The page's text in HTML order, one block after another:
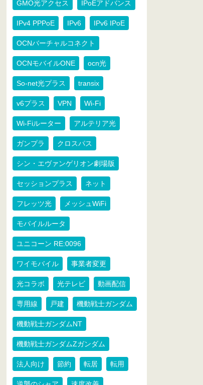
GMO光アクセス IPoEアドバンス
IPv4 PPPoE IPv6 IPv6 IPoE
OCNバーチャルコネクト
OCNモバイルONE ocn光
So-net光プラス transix
v6プラス VPN Wi-Fi
Wi-Fiルーター アルテリア光
ガンプラ クロスパス
シン・エヴァンゲリオン劇場版
セッションプラス ネット
フレッツ光 メッシュWiFi
モバイルルータ
ユニコーン RE:0096
ワイモバイル 事業者変更
光コラボ 光テレビ 動画配信
専用線 戸建 機動戦士ガンダム
機動戦士ガンダムNT
機動戦士ガンダムZガンダム
法人向け 節約 転居 転用